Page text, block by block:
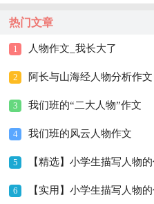
热门文章
1 人物作文_我长大了
2 阿长与山海经人物分析作文
3 我们班的“二大人物”作文
4 我们班的风云人物作文
5 【精选】小学生描写人物
6 【实用】小学生描写人物